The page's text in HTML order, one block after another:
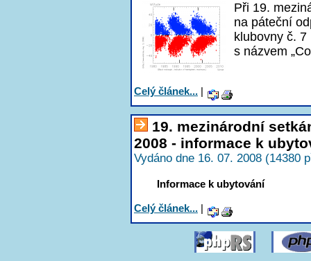
Při 19.
na páteční
klubovny č.
s názvem
Celý článek... |
19. mezinárodní
2008 - informace k
Vydáno dne 16. 07. 2008 (14380
Informace k ubytování
Celý článek... |